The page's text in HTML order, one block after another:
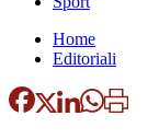
Home
Editoriali